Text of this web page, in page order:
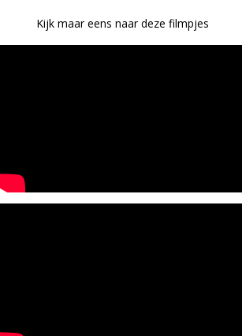
Kijk maar eens naar deze filmpjes